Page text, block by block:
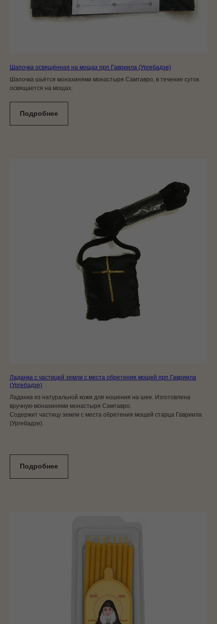
Шапочка освящённая на мощах прп Гавриила (Ургебадзе)
Шапочка шьётся монахинями монастыря Самтавро, в течение суток
освящается на мощах.
Подробнее
Ладанка с частицей земли с места обретения мощей прп Гавриила
(Ургебадзе)
Ладанка из натуральной кожи для ношения на шее. Изготовлена
вручную монахинями монастыря Самтавро.
Содержит частицу земли с места обретения мощей старца Гавриила
(Ургебадзе).
Подробнее